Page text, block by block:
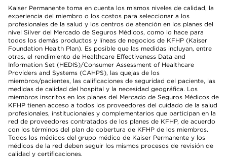
Kaiser Permanente toma en cuenta los mismos niveles de calidad, la
experiencia del miembro o los costos para seleccionar a los
profesionales de la salud y los centros de atención en los planes del
nivel Silver del Mercado de Seguros Médicos, como lo hace para
todos los demás productos y líneas de negocios de KFHP (Kaiser
Foundation Health Plan). Es posible que las medidas incluyan, entre
otras, el rendimiento de Healthcare Effectiveness Data and
Information Set (HEDIS)/Consumer Assessment of Healthcare
Providers and Systems (CAHPS), las quejas de los
miembros/pacientes, las calificaciones de seguridad del paciente, las
medidas de calidad del hospital y la necesidad geográfica. Los
miembros inscritos en los planes del Mercado de Seguros Médicos de
KFHP tienen acceso a todos los proveedores del cuidado de la salud
profesionales, institucionales y complementarios que participan en la
red de proveedores contratados de los planes de KFHP, de acuerdo
con los términos del plan de cobertura de KFHP de los miembros.
Todos los médicos del grupo médico de Kaiser Permanente y los
médicos de la red deben seguir los mismos procesos de revisión de
calidad y certificaciones.